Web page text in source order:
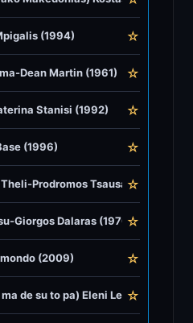
(1994) ☆
Dean Martin (1961) ☆
Stanisi (1992) ☆
(1996) ☆
Prodromos Tsausakis (1965)
☆
Giorgos Dalaras (1970)☆
(2009) ☆
de su to pa) Eleni Legaki (1975)
☆